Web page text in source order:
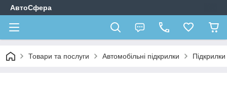
АвтоСфера
Товари та послуги Автомобільні підкрилки